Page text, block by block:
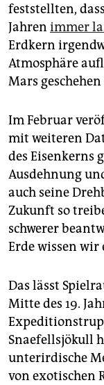
feststellten,
Jahren immer
Erdkern
Atmosphäre
Mars geschehen
Im Februar
mit weiteren
des Eisenkerns
Ausdehnung
auch seine
Zukunft so
schwerer
Erde wissen wir
Das lässt
Mitte des 19.
Snaefellsjökull
unterirdische
von exotischen